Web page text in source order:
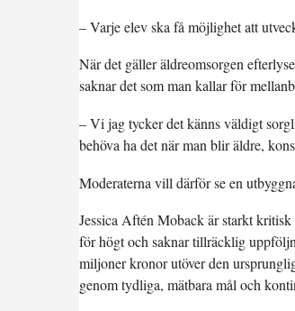
– Varje elev ska få möjlighet att
När det gäller äldreomsorgen
saknar det som man kallar för
– Vi jag tycker det känns väldigt
behöva ha det när man blir äldre,
Moderaterna vill därför se en
Jessica Aftén Moback är starkt
för högt och saknar tillräcklig
miljoner kronor utöver den
genom tydliga, mätbara mål och